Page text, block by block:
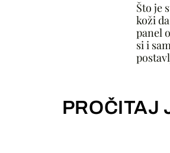
Što je
koži
panel
si i
PROČITAJ